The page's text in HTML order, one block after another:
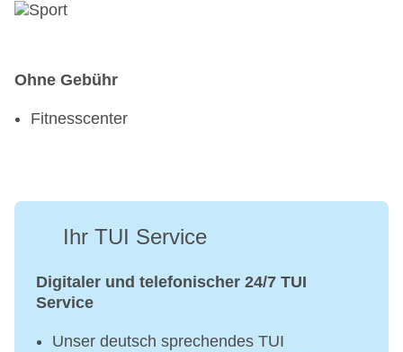
Ohne Gebühr
Fitnesscenter
Ihr TUI Service
Digitaler und telefonischer 24/7 TUI
Service
Unser deutsch sprechendes TUI